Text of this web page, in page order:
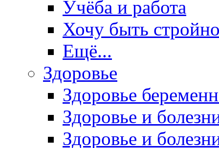
Учёба и работа
Хочу быть
Ещё...
Здоровье
Здоровье
Здоровье и
Здоровье и